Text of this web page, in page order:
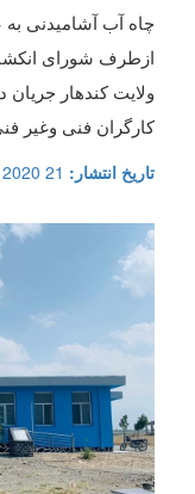
ازطرف شورای
ولایت کندهار جریان
کارگران فنی وغیر فنی ۲۴۵۰ روزکاری فراهم
تاریخ انتشار: 21 Sep 2020